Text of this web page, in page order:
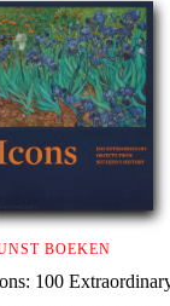
BOEKEN
100